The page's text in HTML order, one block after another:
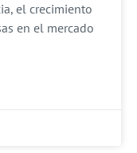
el crecimiento
en el mercado